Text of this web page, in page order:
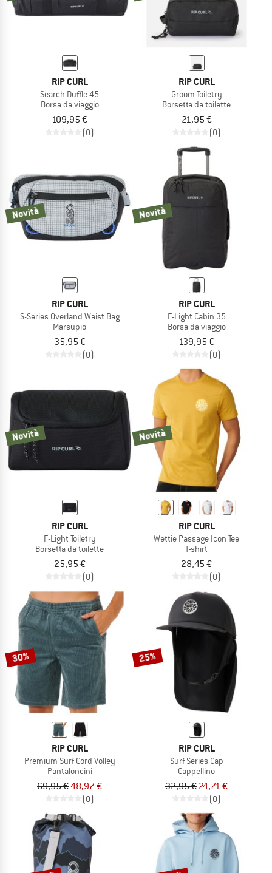
RIP CURL
Search Duffle 45
Borsa da viaggio
109,95 €
(0)
RIP CURL
Groom Toiletry
Borsetta da toilette
21,95 €
(0)
Novità
RIP CURL
S-Series Overland Waist Bag
Marsupio
35,95 €
(0)
Novità
RIP CURL
F-Light Cabin 35
Borsa da viaggio
139,95 €
(0)
Novità
RIP CURL
F-Light Toiletry
Borsetta da toilette
25,95 €
(0)
Novità
RIP CURL
Wettie Passage Icon Tee
T-shirt
28,45 €
(0)
30%
RIP CURL
Premium Surf Cord Volley
Pantaloncini
69,95 €48,97 €
(0)
25%
RIP CURL
Surf Series Cap
Cappellino
32,95 € 24,71 €
(0)